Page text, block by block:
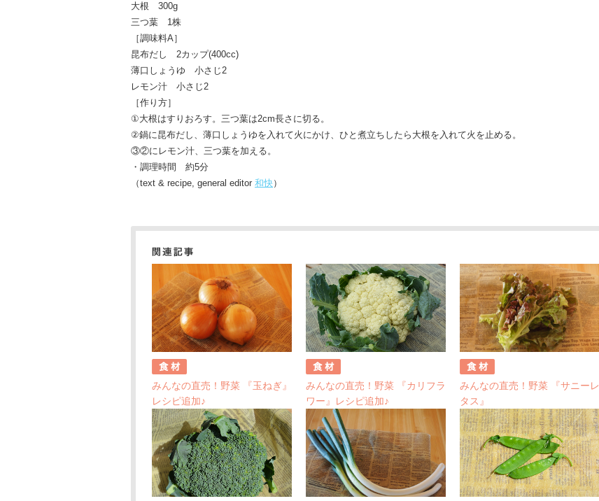
大根 300g
三つ葉 1株
［調味料A］
昆布だし 2カップ(400cc)
薄口しょうゆ 小さじ2
レモン汁 小さじ2
［作り方］
①大根はすりおろす。三つ葉は2cm長さに切る。
②鍋に昆布だし、薄口しょうゆを入れて火にかけ、ひと煮立ちしたら大根を入れて火を止める。
③②にレモン汁、三つ葉を加える。
・調理時間 約5分
（text & recipe, general editor 和快）
みんなの直売！野菜 『玉ねぎ』
レシピ追加♪
みんなの直売！野菜 『カリフラ
ワー』レシピ追加♪
みんなの直売！野菜 『サニーレ
タス』